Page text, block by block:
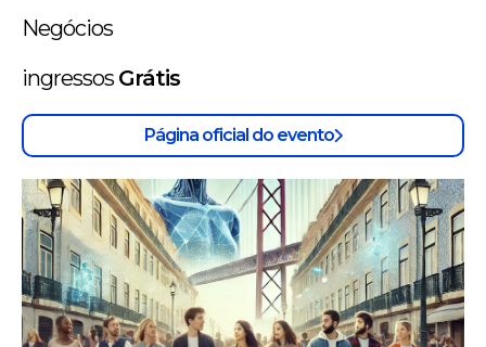
Negócios
ingressos Grátis
Página oficial do evento